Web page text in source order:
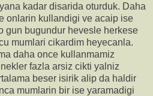
kadar disarida oturduk. Daha
onlarin kullandigi ve acaip ise
gun bugundur hevesle herkese
mumlari cikardim heyecanla.
daha once kullanmamiz
fazla arsiz cikti yalniz
beser isirik alip da haldir
mumlarin bir ise yaramadigi